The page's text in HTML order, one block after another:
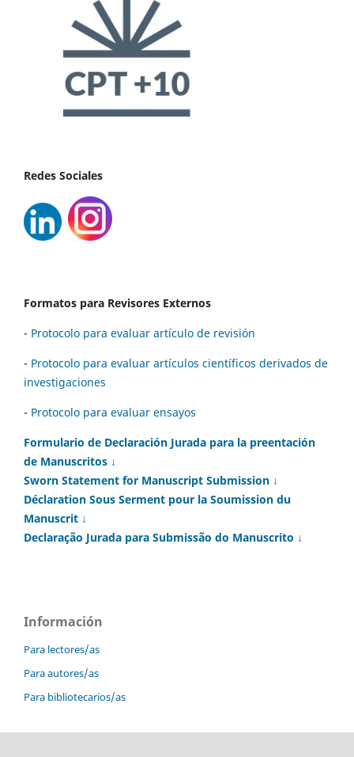
Redes Sociales
Formatos para Revisores Externos
- Protocolo para evaluar artículo de revisión
- Protocolo para evaluar artículos científicos derivados de
investigaciones
- Protocolo para evaluar ensayos
Formulario de Declaración Jurada para la preentación
de Manuscritos ↓
Sworn Statement for Manuscript Submission ↓
Déclaration Sous Serment pour la Soumission du
Manuscrit ↓
Declaração Jurada para Submissão do Manuscrito ↓
Información
Para lectores/as
Para autores/as
Para bibliotecarios/as